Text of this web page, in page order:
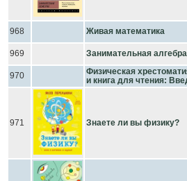
968 Живая математика
969 Занимательная алгебра
970
Физическая
и книга для чтения:
971 Знаете ли вы физику?